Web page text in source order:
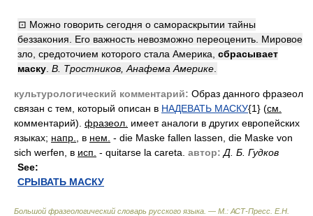
⊡ Можно говорить сегодня о самораскрытии тайны
беззакония. Его важность невозможно переоценить. Мировое
зло, средоточием которого стала Америка, сбрасывает
маску В. Тростников, Анафема Америке
культурологический комментарий: Образ данного фразеол
связан с тем, который описан в НАДЕВАТЬ МАСКУ{1} (см.
комментарий). фразеол. имеет аналоги в других европейских
языках; напр. , в нем. - die Maske fallen lassen, die Maske von
sich werfen, в исп. - quitarse la careta. автор: Д. Б. Гудков
See:
СРЫВАТЬ МАСКУ
Большой фразеологический словарь русского языка. — М.: АСТ-Пресс Е.Н.